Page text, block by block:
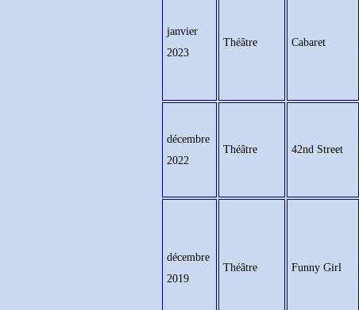
janvier
2023
Théâtre Cabaret
décembre
2022
Théâtre 42nd Street
décembre
2019
Théâtre Funny Girl